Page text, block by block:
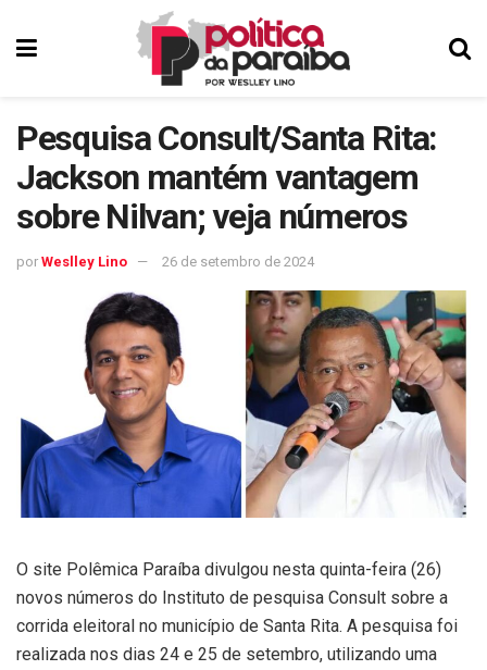
Pesquisa Consult/Santa Rita:
Jackson mantém vantagem
sobre Nilvan; veja números
por Weslley Lino 26 de setembro de 2024
O site Polêmica Paraíba divulgou nesta quinta-feira (26)
novos números do Instituto de pesquisa Consult sobre a
corrida eleitoral no município de Santa Rita. A pesquisa foi
realizada nos dias 24 e 25 de setembro, utilizando uma